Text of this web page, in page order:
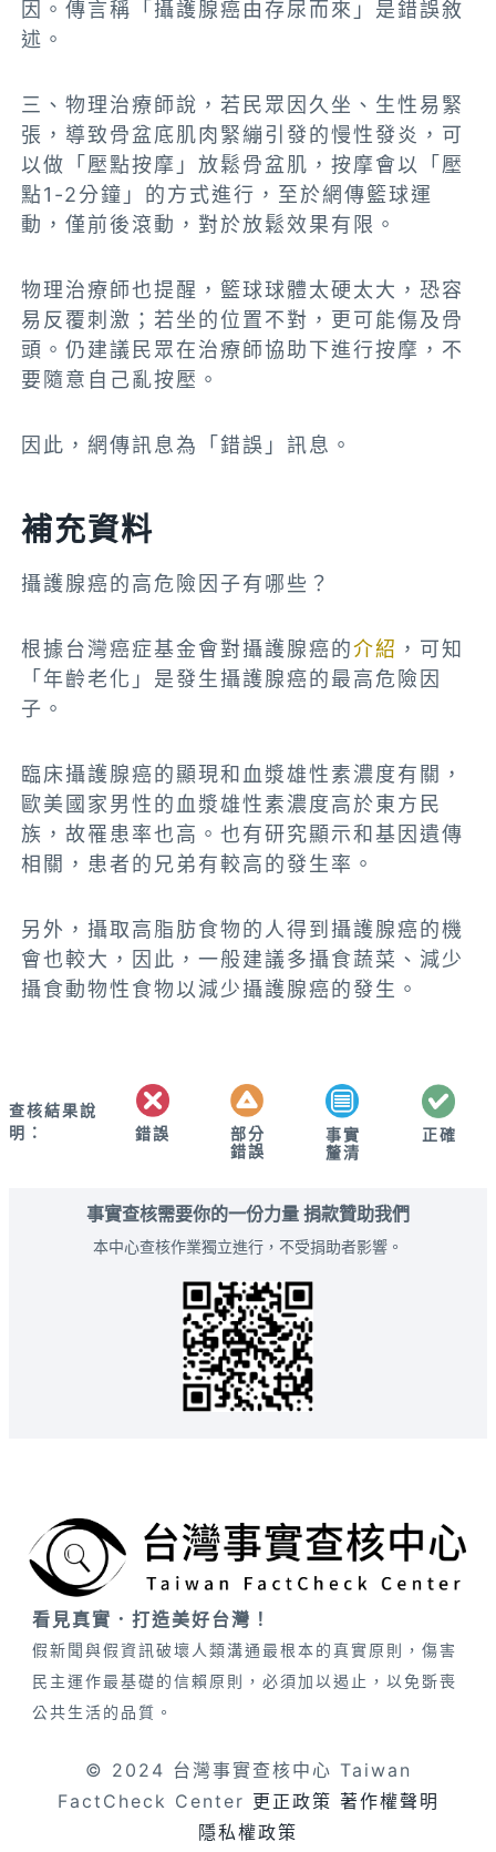
因。傳言稱「攝護腺癌由存尿而來」是錯誤敘
述。
三、物理治療師說，若民眾因久坐、生性易緊
張，導致骨盆底肌肉緊繃引發的慢性發炎，可
以做「壓點按摩」放鬆骨盆肌，按摩會以「壓
點1-2分鐘」的方式進行，至於網傳籃球運
動，僅前後滾動，對於放鬆效果有限。
物理治療師也提醒，籃球球體太硬太大，恐容
易反覆刺激；若坐的位置不對，更可能傷及骨
頭。仍建議民眾在治療師協助下進行按摩，不
要隨意自己亂按壓。
因此，網傳訊息為「錯誤」訊息。
補充資料
攝護腺癌的高危險因子有哪些？
根據台灣癌症基金會對攝護腺癌的介紹 ，可知
「年齡老化」是發生攝護腺癌的最高危險因
子。
臨床攝護腺癌的顯現和血漿雄性素濃度有關，
歐美國家男性的血漿雄性素濃度高於東方民
族，故罹患率也高。也有研究顯示和基因遺傳
相關，患者的兄弟有較高的發生率。
另外，攝取高脂肪食物的人得到攝護腺癌的機
會也較大，因此，一般建議多攝食蔬菜、減少
攝食動物性食物以減少攝護腺癌的發生。
查核結果說
明：
錯誤
部分
錯誤
事實
釐清
正確
事實查核需要你的一份力量 捐款贊助我們
本中心查核作業獨立進行，不受捐助者影響。
看見真實．打造美好台灣！
假新聞與假資訊破壞人類溝通最根本的真實原則，傷害
民主運作最基礎的信賴原則，必須加以遏止，以免斲喪
公共生活的品質。
© 2024 台灣事實查核中心 Taiwan
FactCheck Center 更正政策 著作權聲明
隱私權政策